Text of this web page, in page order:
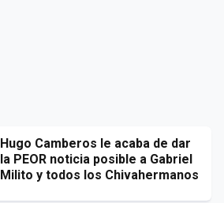
Hugo Camberos le acaba de dar
la PEOR noticia posible a Gabriel
Milito y todos los Chivahermanos